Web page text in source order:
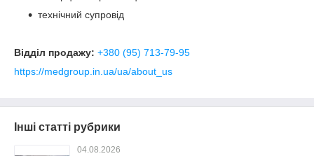
технічний супровід
Відділ продажу: +380 (95) 713-79-95
https://medgroup.in.ua/ua/about_us
Інші статті рубрики
04.08.2026